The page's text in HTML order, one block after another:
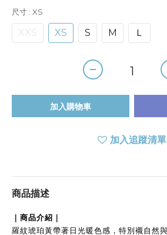
尺寸 : XS
XXS XS S M Ｌ
加入購物車
加入追蹤清單
商品描述
｜商品介紹｜
羅紋琥珀黃帶著日光暖色感，特別襯自然